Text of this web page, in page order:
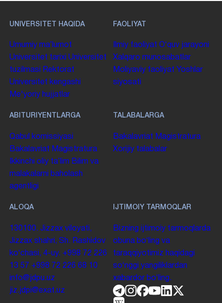
UNIVERSITET HAQIDA
Umumiy maʼlumot
Universitet tarixi Universitet
tuzilmasi
Rektorat
Universitet kengashi
Me'yoriy hujjatlar
FAOLIYAT
Ilmiy faoliyat Oʻquv jarayoni
Xalqaro munosabatlar
Moliyaviy faoliyat Yoshlar
siyosati
ABITURIYENTLARGA
Qabul komissiyasi
Bakalavriat Magistratura
Ikkinchi oliy taʼlim Bilim va
malakalarni baholash
agentligi
TALABALARGA
Bakalavriat Magistratura
Xorijiy talabalar
ALOQA
130100. Jizzax viloyati,
Jizzax shahri, Sh. Rashidov
koʻchasi, 4-uy. +998 72 226
13 57 +998 72 226 68 10
info@jdpu.uz
jiz.jdpi@exat.uz
IJTIMOIY TARMOQLAR
Bizning ijtimoiy tarmoqlarda
obuna boʻling va
taraqqiyotimiz haqidagi
soʻnggi yangiliklardan
xabardor boʻling.